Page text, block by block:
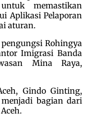
memastikan
Aplikasi Pelaporan
aturan.
Rohingya
Imigrasi Banda
Mina Raya,
Gindo Ginting,
bagian dari